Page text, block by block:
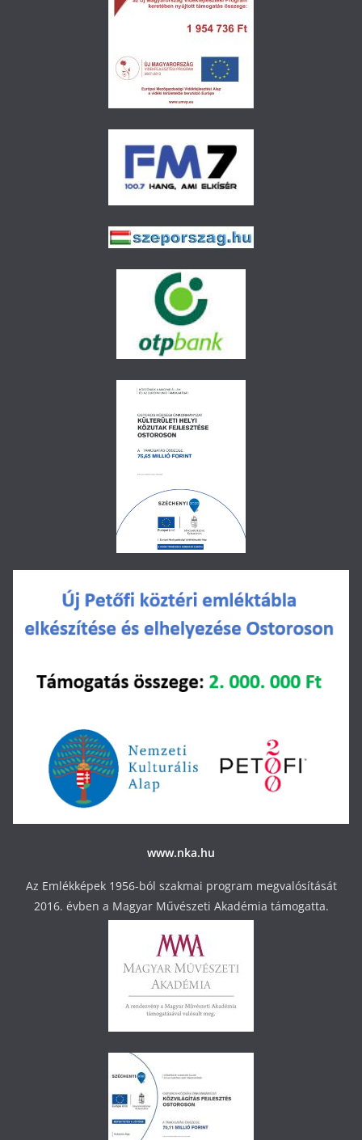
www.nka.hu
Az Emlékképek 1956-ból szakmai program megvalósítását
2016. évben a Magyar Művészeti Akadémia támogatta.